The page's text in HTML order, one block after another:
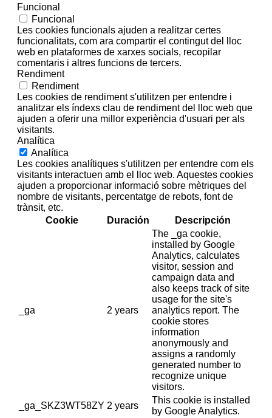
Funcional
Funcional
Les cookies funcionals ajuden a realitzar certes
funcionalitats, com ara compartir el contingut del lloc
web en plataformes de xarxes socials, recopilar
comentaris i altres funcions de tercers.
Rendiment
Rendiment
Les cookies de rendiment s'utilitzen per entendre i
analitzar els índexs clau de rendiment del lloc web que
ajuden a oferir una millor experiència d'usuari per als
visitants.
Analítica
Analítica
Les cookies analítiques s'utilitzen per entendre com els
visitants interactuen amb el lloc web. Aquestes cookies
ajuden a proporcionar informació sobre mètriques del
nombre de visitants, percentatge de rebots, font de
trànsit, etc.
Cookie
Duración Descripción
_ga 2 years
The _ga cookie,
installed by Google
Analytics, calculates
visitor, session and
campaign data and
also keeps track of site
usage for the site's
analytics report. The
cookie stores
information
anonymously and
assigns a randomly
generated number to
recognize unique
visitors.
_ga_SKZ3WT58ZY 2 years
This cookie is installed
by Google Analytics.